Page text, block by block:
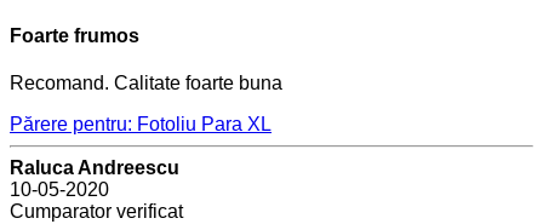
Foarte frumos
Recomand. Calitate foarte buna
Părere pentru: Fotoliu Para XL
Raluca Andreescu
10-05-2020
Cumparator verificat